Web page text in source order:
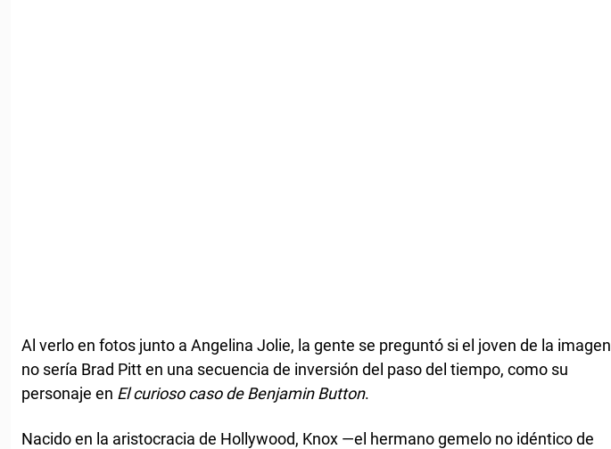
Al verlo en fotos junto a Angelina Jolie, la gente se preguntó si el joven de la imagen
no sería Brad Pitt en una secuencia de inversión del paso del tiempo, como su
personaje en El curioso caso de Benjamin Button.
Nacido en la aristocracia de Hollywood, Knox —el hermano gemelo no idéntico de